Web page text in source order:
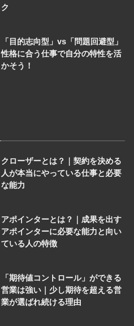
ク
「目的志向型」vs「問題回避型」
性格に合う仕事で自分の特性を活
かそう！
クローザーとは？｜契約を決める
人が本当にやっている仕事と必要
な能力
アポインターとは？｜成果を出す
アポインターに必要な能力と向い
ている人の特徴
「期待値コントロール」ができる
営業は強い｜少し期待を超える営
業が選ばれ続ける理由